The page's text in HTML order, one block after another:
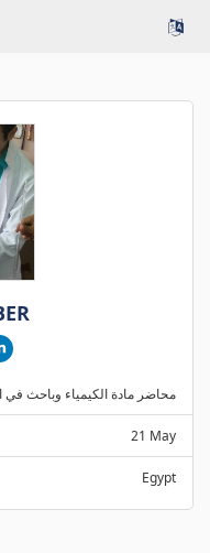
محاضر مادة الكيمياء وباحث في
21 May
Egypt